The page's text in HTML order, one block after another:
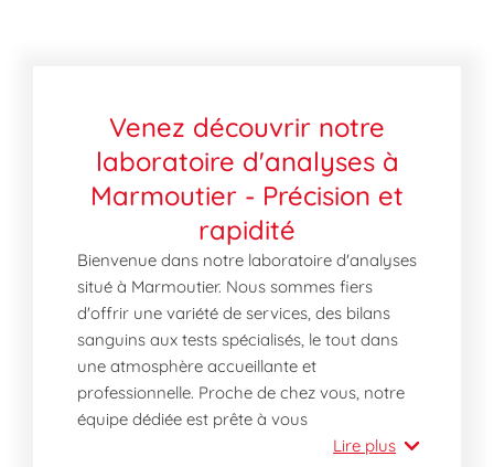
Venez découvrir notre
laboratoire d'analyses à
Marmoutier - Précision et
rapidité
Bienvenue dans notre laboratoire d'analyses
situé à Marmoutier. Nous sommes fiers
d'offrir une variété de services, des bilans
sanguins aux tests spécialisés, le tout dans
une atmosphère accueillante et
professionnelle. Proche de chez vous, notre
équipe dédiée est prête à vous
accompagner avec efficacité et discrétion.
Lire plus